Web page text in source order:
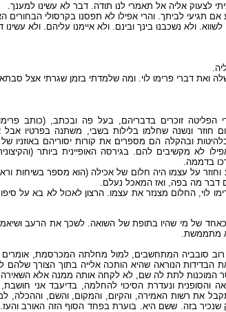
לצעוק אליה אל תאמרי לנו תודה. דבר לא עשינו למענך.
תגיעי לביתך. והרי אפילו לא תפסנו בקרסולי הבחורים
ולא נשכבנו בינך ובינם. ולא איימנו עליהם. ולא עשינו
ואת דברי פרימו לוי. ומה שלמדתי בזמן שגרתי אצל
הפליטה זוכרים בדבריהם, בעל פה ובכתב, (כותב
חוזר ונשנה שחלמו בלילות בשבי, משתנה בפרטיו
ובהקלה הם מספרים את קורות יסוריהם באוזניו של
לא מקשיבים להם. בגירסה האופיינית ביותר
בדממה.
דבר מה בפה, ואז המאכל נעלם.
לוי, החלום מצנזר את עצמו. הרצון לאכול לא בא על
של מי שהיו בתופת של השואה. לשכך את הרעב
מתממשת.
סובביה המתחשבים, למול מחלתה המכרסמת, אומרים
הבדידות הנוראה שהיא הותכה אלייה בתוך הצורך
המוכנות לתת לה שם, לא לקחה אותה ממנה אלא
והסופנית ונעדרת הסיכוי להחלמה, בדיעבד אני
את רשות האמירה, והקיום, והמקום, והשם, וההכלה,
בזה. ששם היא. בוערת בפחד הסוף הזה האורב והעז.